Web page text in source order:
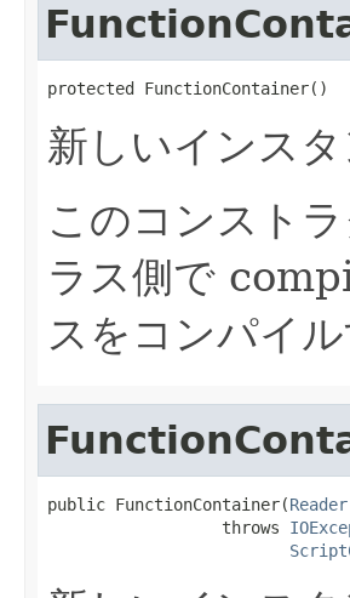
protected FunctionContainer()
新しいインス
このコンスト
ラス側で
スをコンパイ
public FunctionContainer(Reader
                  throws